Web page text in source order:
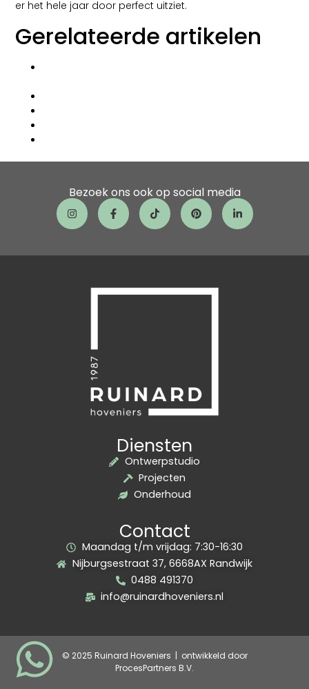
er het hele jaar door perfect uitziet.
Gerelateerde artikelen
Bezoek ons ook op social media
Diensten
Ontwerpstudio
Projecten
Onderhoud
Contact
Maandag t/m vrijdag: 7:30-16:30
Nijburgsestraat 37, 6668AX Randwijk
0488 491370
info@ruinardhoveniers.nl
© 2025 Ruinard Hoveniers | ontwikkeld door
ProcesPartners B.V.